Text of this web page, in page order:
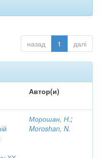
назад 1 далі
Автор(и)
Морошан, Н.;
Moroshan, N.